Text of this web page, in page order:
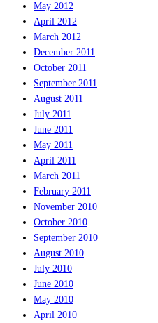
May 2012
April 2012
March 2012
December 2011
October 2011
September 2011
August 2011
July 2011
June 2011
May 2011
April 2011
March 2011
February 2011
November 2010
October 2010
September 2010
August 2010
July 2010
June 2010
May 2010
April 2010